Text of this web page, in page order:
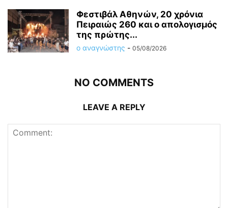
Φεστιβάλ Αθηνών, 20 χρόνια
Πειραιώς 260 και ο απολογισμός
της πρώτης...
ο αναγνώστης - 05/08/2026
NO COMMENTS
LEAVE A REPLY